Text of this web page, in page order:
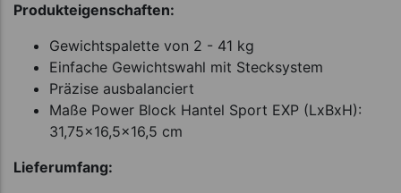
Produkteigenschaften:
Gewichtspalette von 2 - 41 kg
Einfache Gewichtswahl mit Stecksystem
Präzise ausbalanciert
Maße Power Block Hantel Sport EXP (LxBxH):
31,75x16,5x16,5 cm
Lieferumfang: